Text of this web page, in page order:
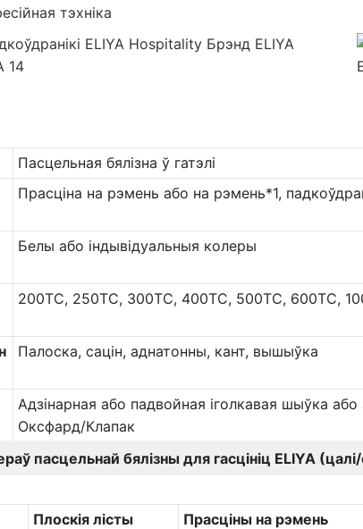
тэхніка
Пасцельная бялізна ў гатэлі
Прасціна на рэмень або на рэмень*1,
Белы або індывідуальныя колеры
200TC, 250TC, 300TC, 400TC, 500TC, 600TC,
Палоска, сацін, аднатонны, кант, вышыўка
Адзінарная або падвойная іголкавая шыўка
Оксфард/Клапак
пасцельнай бялізны для гасцініц ELIYA
Плоскія лісты Прасціны на рэмень